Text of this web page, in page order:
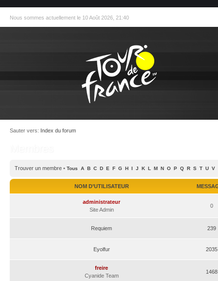
Nous sommes actuellement le 10 Août 2026, 21:40
Sauter vers: Index du forum
Trouver un membre • Tous A B C D E F G H I J K L M N O P Q R S T U V
NOM D’UTILISATEUR
administrateur
Site Admin
0
Requiem 239
Eyolfur 2035
freire
Cyanide Team
1468